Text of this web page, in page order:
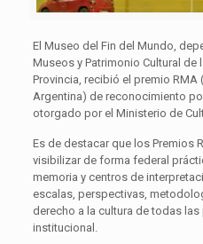
El Museo del Fin del Mundo,
Museos y Patrimonio Cultural de
Provincia, recibió el premio
Argentina) de reconocimiento
otorgado por el Ministerio de
Es de destacar que los Premios
visibilizar de forma federal
memoria y centros de
escalas, perspectivas,
derecho a la cultura de todas
institucional.